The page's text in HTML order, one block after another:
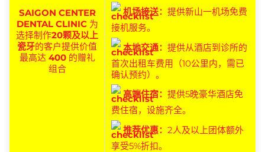
SAIGON CENTER
DENTAL CLINIC为
选择制作20颗及以上
瓷牙的客户提供价值
最高达 400的赠礼
组合
机场接送： 提供新山一机场免费
接机服务。
本地交通： 提供从酒店到诊所的
首次出租车费用（10公里内，需已
确认预约）。
高端住宿： 提供5晚豪华酒店免
费住宿，设施齐全。
推荐优惠： 2人及以上团体额外
享受5%折扣。